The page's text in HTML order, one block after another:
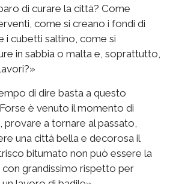
di curare la città? Come
come si creano i fondi di
i cubetti saltino, come si
in sabbia o malta e, soprattutto,
di dire basta a questo
è venuto il momento di
a tornare al passato,
una città bella e decorosa il
bitumato non può essere la
grandissimo rispetto per